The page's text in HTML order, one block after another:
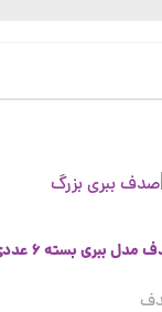
مدل ببری بسته 6 عددی